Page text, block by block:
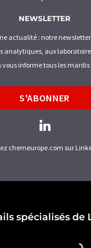
NEWSLETTER
actualité : notre
analytiques, aux
vous informe tous les
S'ABONNER
chemeurope.com sur
spécialisés de